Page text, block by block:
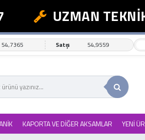
UZMAN TEKNİK
54,7365 Satış 54,9559
KAPORTA VE DİĞER AKSAMLAR YENİ